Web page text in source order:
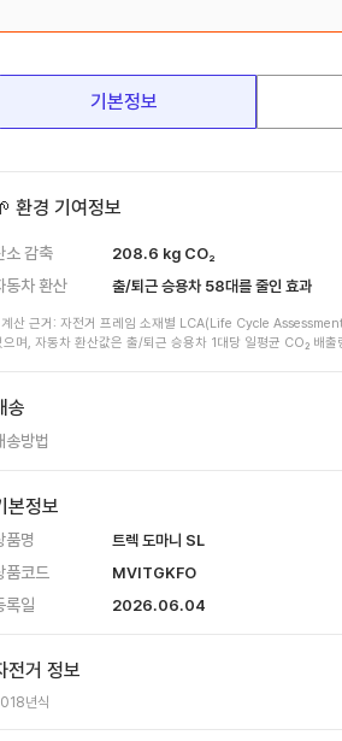
기본정보
환경 기여정보
소 감축 208.6 kg CO₂
동차 환산 출/퇴근 승용차 58대를 줄인 효과
산 근거: 자전거 프레임 소재별 LCA(Life Cycle
으며, 자동차 환산값은 출/퇴근 승용차 1대당 일평균 CO₂ 배
송
송방법
본정보
품명 트렉 도마니 SL
품코드 MVITGKFO
록일 2026.06.04
전거 정보
년식